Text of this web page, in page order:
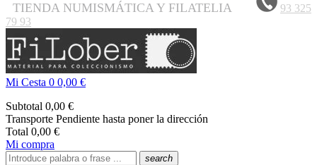
TIENDA NUMISMÁTICA Y FILATELIA
93 325
79 93
Mi Cesta 0 0,00 €
Subtotal 0,00 €
Transporte Pendiente hasta poner la dirección
Total 0,00 €
Mi compra
search